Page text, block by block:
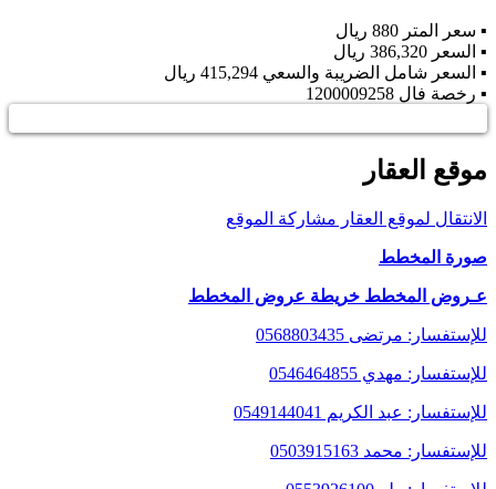
▪︎ سعر المتر 880 ريال
▪︎ السعر 386,320 ريال
▪︎ السعر شامل الضريبة والسعي 415,294 ريال
▪︎ رخصة فال 1200009258
موقع العقار
الانتقال لموقع العقار مشاركة الموقع
صورة المخطط
عـروض المخطط خريطة عروض المخطط
للإستفسار: مرتضى 0568803435
للإستفسار: مهدي 0546464855
للإستفسار: عبد الكريم 0549144041
للإستفسار: محمد 0503915163